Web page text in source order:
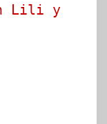
Lili y